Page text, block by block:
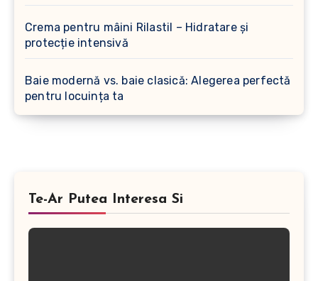
Crema pentru mâini Rilastil – Hidratare și
protecție intensivă
Baie modernă vs. baie clasică: Alegerea perfectă
pentru locuința ta
Te-Ar Putea Interesa Si